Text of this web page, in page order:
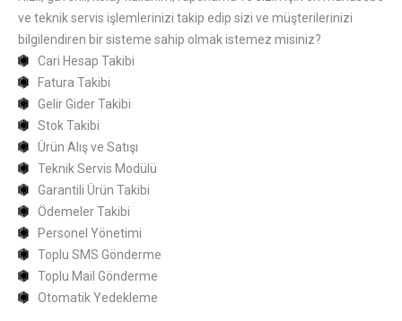
ve teknik servis işlemlerinizi takip edip sizi ve müşterilerinizi
bilgilendiren bir sisteme sahip olmak istemez misiniz?
Cari Hesap Takibi
Fatura Takibi
Gelir Gider Takibi
Stok Takibi
Ürün Alış ve Satışı
Teknik Servis Modülü
Garantili Ürün Takibi
Ödemeler Takibi
Personel Yönetimi
Toplu SMS Gönderme
Toplu Mail Gönderme
Otomatik Yedekleme